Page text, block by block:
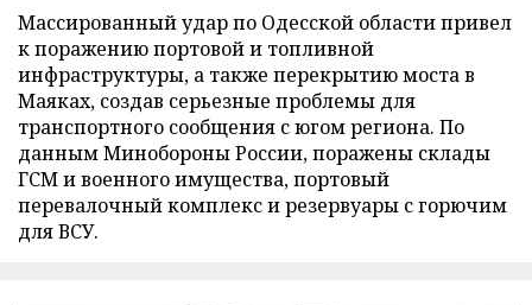
Массированный удар по Одесской области привел
к поражению портовой и топливной
инфраструктуры, а также перекрытию моста в
Маяках, создав серьезные проблемы для
транспортного сообщения с югом региона. По
данным Минобороны России, поражены склады
ГСМ и военного имущества, портовый
перевалочный комплекс и резервуары с горючим
для ВСУ.